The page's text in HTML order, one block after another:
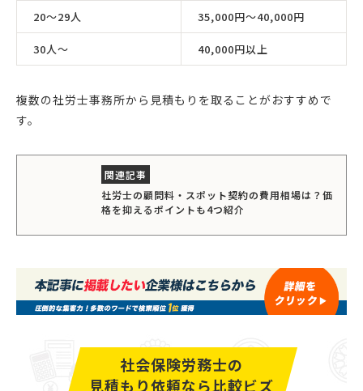
20〜29人 35,000円〜40,000円
30人〜 40,000円以上
複数の社労士事務所から見積もりを取ることがおすすめで
す。
社労士の顧問料・スポット契約の費用相場は？価
格を抑えるポイントも4つ紹介
社会保険労務士の
見積もり依頼なら比較ビズ